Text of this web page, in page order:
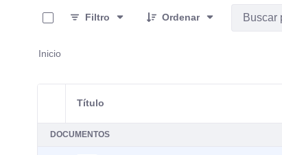
Filtro
Ordenar
Inicio
Selección del elemento
Título
DOCUMENTOS